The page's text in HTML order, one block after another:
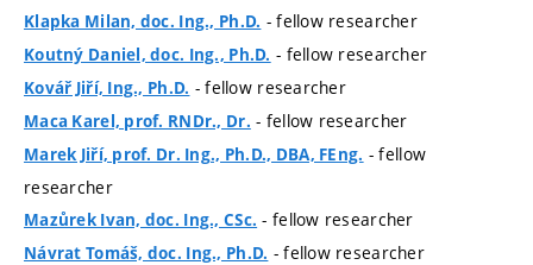
Klapka Milan, doc. Ing., Ph.D. - fellow researcher
Koutný Daniel, doc. Ing., Ph.D. - fellow researcher
Kovář Jiří, Ing., Ph.D. - fellow researcher
Maca Karel, prof. RNDr., Dr. - fellow researcher
Marek Jiří, prof. Dr. Ing., Ph.D., DBA, FEng. - fellow
researcher
Mazůrek Ivan, doc. Ing., CSc. - fellow researcher
Návrat Tomáš, doc. Ing., Ph.D. - fellow researcher